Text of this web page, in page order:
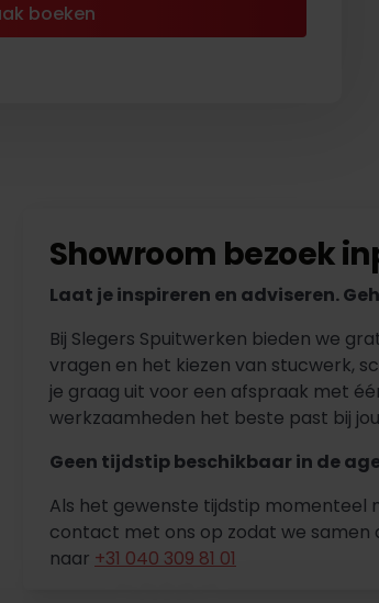
boeken
Showroom bezoek
Laat je inspireren en adviseren.
Bij Slegers Spuitwerken bieden we
vragen en het kiezen van stucwerk,
je graag uit voor een afspraak met
werkzaamheden het beste past bij
Geen tijdstip beschikbaar in de
Als het gewenste tijdstip momenteel
contact met ons op zodat we samen
naar +31 040 309 81 01